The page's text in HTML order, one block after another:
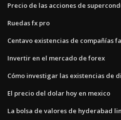
Precio de las acciones de
Ruedas fx pro
Centavo existencias de compañías
Invertir en el mercado de forex
Cómo investigar las existencias de
El precio del dolar hoy en mexico
La bolsa de valores de hyderabad